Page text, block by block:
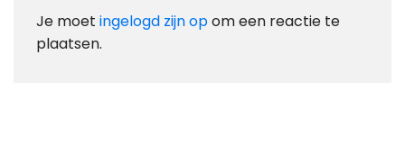
Je moet ingelogd zijn opom een reactie te
plaatsen.